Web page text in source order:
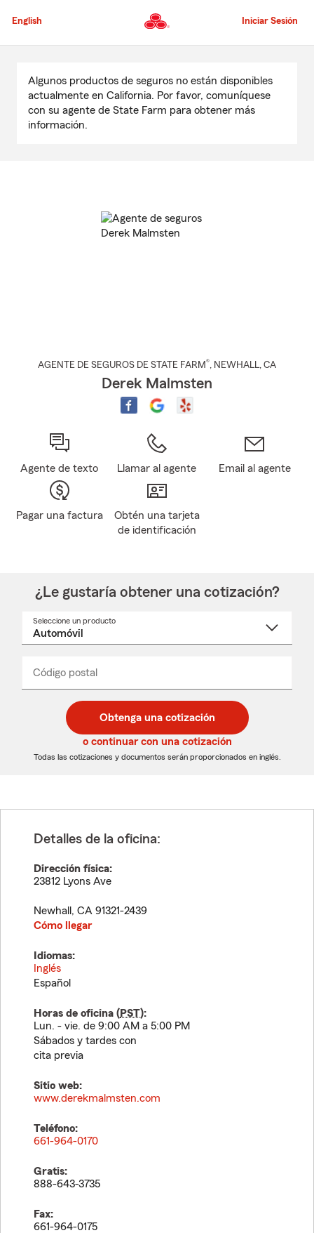
al
principal
English Iniciar Sesión
contenido
principal
Algunos productos de seguros no están disponibles
actualmente en California. Por favor, comuníquese
con su agente de State Farm para obtener más
información.
AGENTE DE SEGUROS DE STATE FARM®, NEWHALL, CA
Derek Malmsten
Agente de texto Llamar al agente Email al agente
Pagar una factura
Obtén una tarjeta
de identificación
¿Le gustaría obtener una cotización?
Seleccione un producto
desplegable
Código postal
de
5
dígitos
de
5
dígitos
_____
Obtenga una cotización
o continuar con una cotización
Todas las cotizaciones y documentos serán proporcionados en inglés.
Detalles de la oficina:
Dirección física:
23812 Lyons Ave
Newhall , CA 91321-2439
Cómo llegar
Idiomas:
Inglés
Español
Horas de oficina (PST):
Lun. - vie. de 9:00 AM a 5:00 PM
Sábados y tardes con
cita previa
Sitio web:
www.derekmalmsten.com
Teléfono:
661-964-0170
Gratis:
888-643-3735
Fax:
661-964-0175